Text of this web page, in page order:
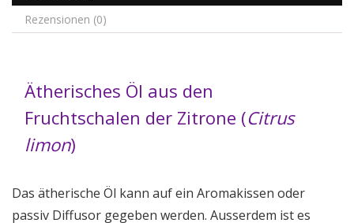
Rezensionen (0)
Ätherisches Öl aus den
Fruchtschalen der Zitrone (Citrus
limon)
Das ätherische Öl kann auf ein Aromakissen oder
passiv Diffusor gegeben werden. Ausserdem ist es